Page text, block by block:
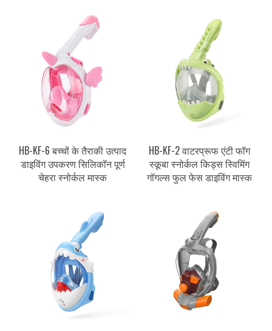
HB-KF-6 बच्चों के तैराकी उत्पाद
डाइविंग उपकरण सिलिकॉन पूर्ण
चेहरा स्नोर्कल मास्क
HB-KF-2 वाटरप्रूफ एंटी फॉग
स्कूबा स्नोर्कल किड्स स्विमिंग
गॉगल्स फुल फेस डाइविंग मास्क